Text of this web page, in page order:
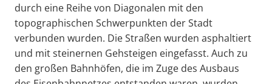
durch eine Reihe von Diagonalen mit den
topographischen Schwerpunkten der Stadt
verbunden wurden. Die Straßen wurden asphaltiert
und mit steinernen Gehsteigen eingefasst. Auch zu
den großen Bahnhöfen, die im Zuge des Ausbaus